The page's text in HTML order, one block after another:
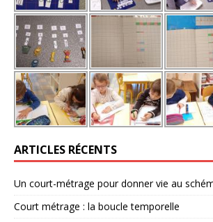
ARTICLES RÉCENTS
Un court-métrage pour donner vie au
Court métrage : la boucle temporelle